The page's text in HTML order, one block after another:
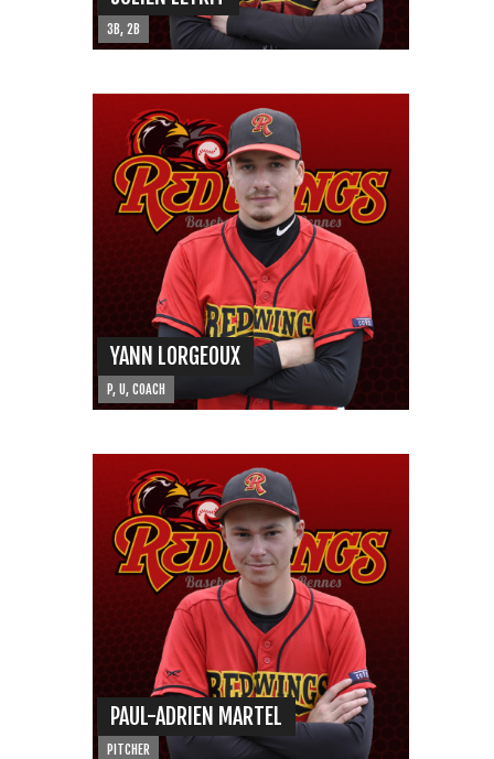
3B, 2B
YANN LORGEOUX
P, U, COACH
PAUL-ADRIEN MARTEL
PITCHER